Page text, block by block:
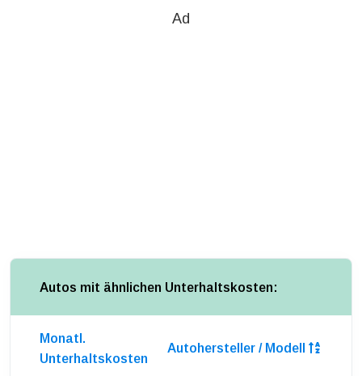
Ad
Autos mit ähnlichen Unterhaltskosten:
Monatl.
Unterhaltskosten
Autohersteller / Modell